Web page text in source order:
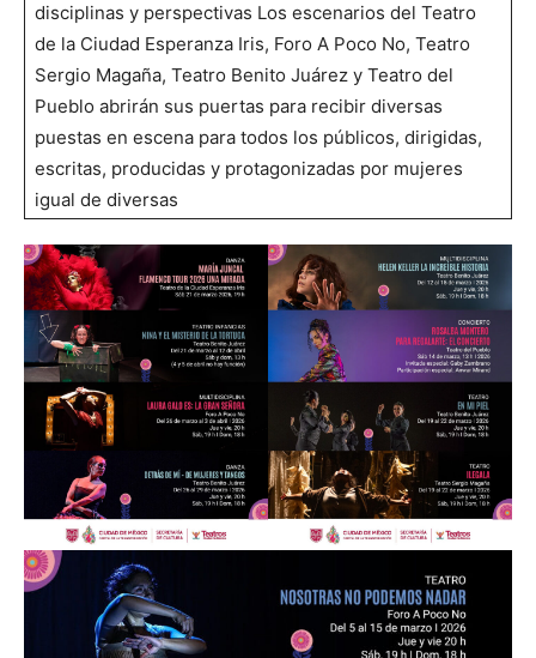
disciplinas y perspectivas Los escenarios del Teatro
de la Ciudad Esperanza Iris, Foro A Poco No, Teatro
Sergio Magaña, Teatro Benito Juárez y Teatro del
Pueblo abrirán sus puertas para recibir diversas
puestas en escena para todos los públicos, dirigidas,
escritas, producidas y protagonizadas por mujeres
igual de diversas